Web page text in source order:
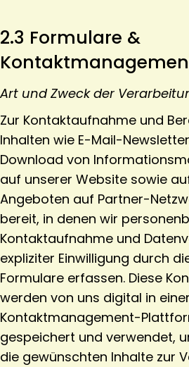
2.3 Formulare &
Art und Zweck der
Zur Kontaktaufnahme und
Inhalten wie E-Mail-
Download von
auf unserer Website sowie
Angeboten auf Partner-
bereit, in denen wir
Kontaktaufnahme und
expliziter Einwilligung durch
Formulare erfassen. Diese
werden von uns digital in einer
Kontaktmanagement-
gespeichert und verwendet,
die gewünschten Inhalte zur